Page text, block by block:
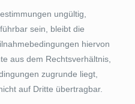
ungültig,
sein, bleibt die
hiervon
aus dem Rechtsverhältnis,
zugrunde liegt,
auf Dritte übertragbar.